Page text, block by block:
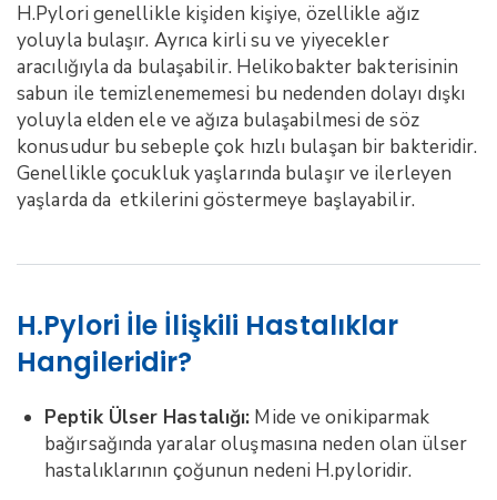
H.Pylori genellikle kişiden kişiye, özellikle ağız
yoluyla bulaşır. Ayrıca kirli su ve yiyecekler
aracılığıyla da bulaşabilir. Helikobakter bakterisinin
sabun ile temizlenememesi bu nedenden dolayı dışkı
yoluyla elden ele ve ağıza bulaşabilmesi de söz
konusudur bu sebeple çok hızlı bulaşan bir bakteridir.
Genellikle çocukluk yaşlarında bulaşır ve ilerleyen
yaşlarda da etkilerini göstermeye başlayabilir.
H.Pylori İle İlişkili Hastalıklar
Hangileridir?
Peptik Ülser Hastalığı: Mide ve onikiparmak
bağırsağında yaralar oluşmasına neden olan ülser
hastalıklarının çoğunun nedeni H.pyloridir.